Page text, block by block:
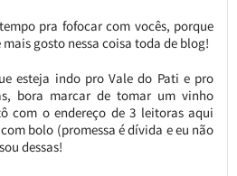
pra fofocar com vocês, porque
mais gosto nessa coisa toda de blog!
esteja indo pro Vale do Pati e pro
bora marcar de tomar um vinho
com o endereço de 3 leitoras aqui
bolo (promessa é dívida e eu não
dessas!